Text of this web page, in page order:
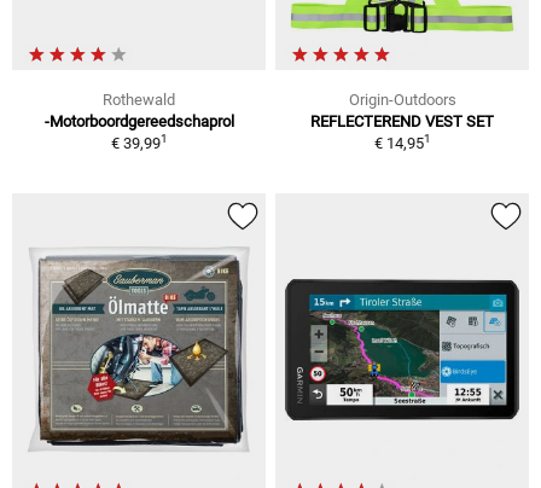
Rothewald
-Motorboordgereedschaprol
€ 39,991
Origin-Outdoors
REFLECTEREND VEST SET
€ 14,951